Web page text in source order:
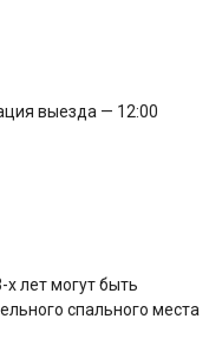
выезда — 12:00
лет могут быть
спального места